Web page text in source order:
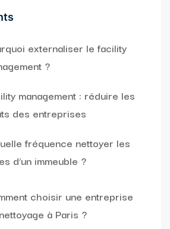
externaliser le facility
?
management : réduire les
des entreprises
fréquence nettoyer les
d’un immeuble ?
choisir une entreprise
à Paris ?